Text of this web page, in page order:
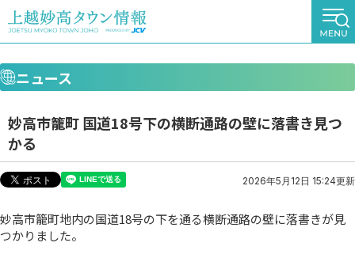
ニュース
妙高市籠町 国道18号下の横断通路の壁に落書き見つ
かる
2026年5月12日 15:24更新
妙高市籠町地内の国道18号の下を通る横断通路の壁に落書きが見
つかりました。